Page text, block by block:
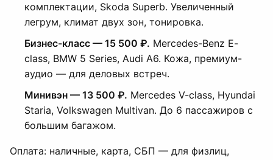
комплектации, Skoda Superb. Увеличенный
легрум, климат двух зон, тонировка.
Бизнес-класс — 15 500 ₽. Mercedes-Benz E-
class, BMW 5 Series, Audi A6. Кожа, премиум-
аудио — для деловых встреч.
Минивэн — 13 500 ₽. Mercedes V-class, Hyundai
Staria, Volkswagen Multivan. До 6 пассажиров с
большим багажом.
Оплата: наличные, карта, СБП — для физлиц,